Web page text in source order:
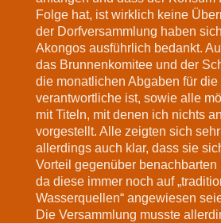
Folge hat, ist wirklich keine
der Dorfversammlung haben
Akongos ausführlich bedankt.
das Brunnenkomitee und der
die monatlichen Abgaben für
verantwortliche ist, sowie alle
mit Titeln, mit denen ich nichts
vorgestellt. Alle zeigten sich
allerdings auch klar, dass sie
Vorteil gegenüber benachbarten
da diese immer noch auf
Wasserquellen“ angewiesen
Die Versammlung musste